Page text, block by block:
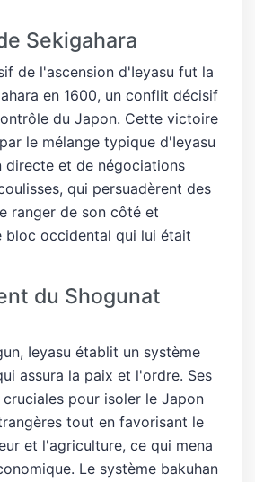
Sekigahara
de l'ascension d'Ieyasu fut la
en 1600, un conflit décisif
du Japon. Cette victoire
le mélange typique d'Ieyasu
et de négociations
qui persuadèrent des
ranger de son côté et
bloc occidental qui lui était
du Shogunat
Ieyasu établit un système
assura la paix et l'ordre. Ses
pour isoler le Japon
tout en favorisant le
et l'agriculture, ce qui mena
Le système bakuhan